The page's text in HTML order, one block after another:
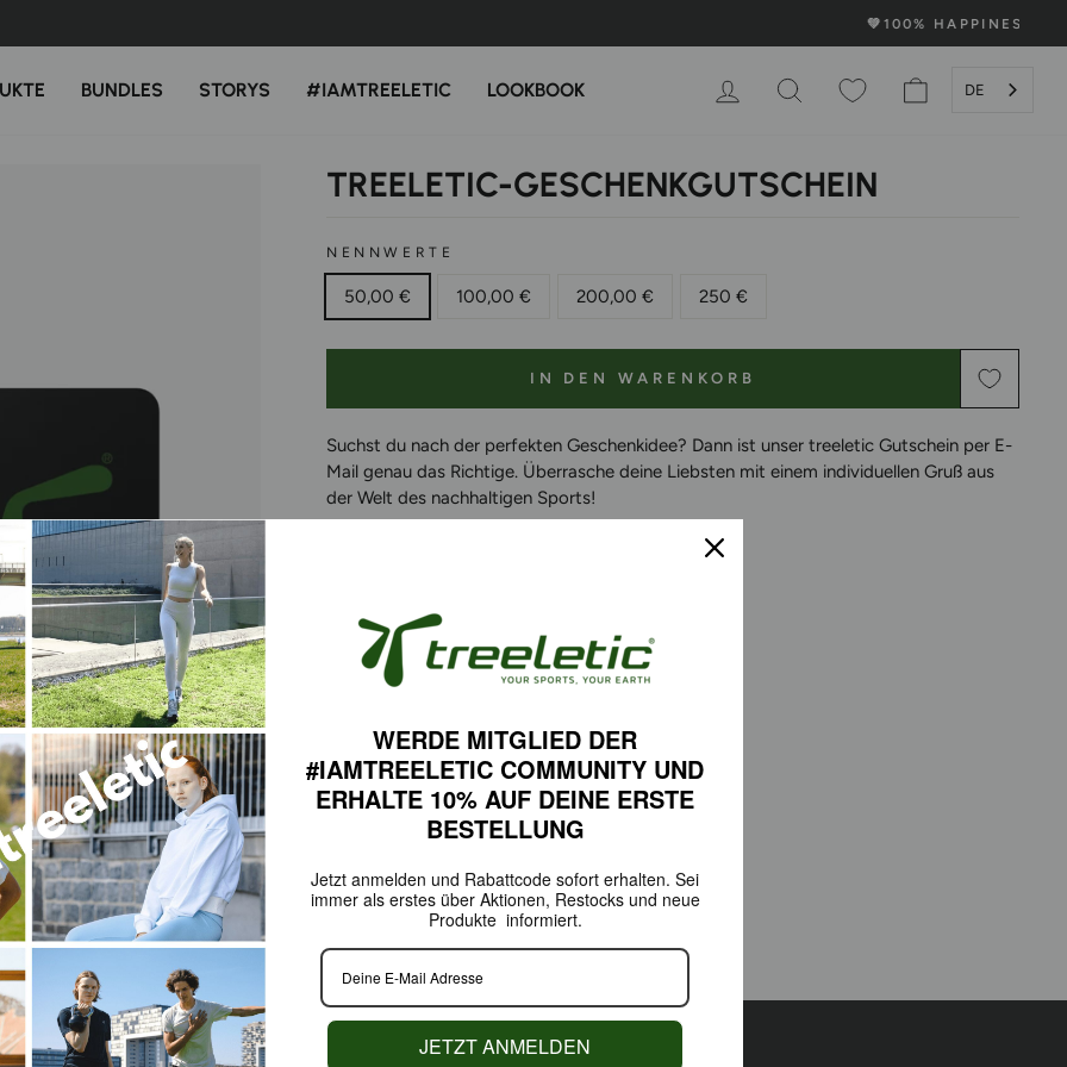
Pause
BUNDLES STORYS #IAMTREELETIC LOOKBOOK EINLOGGEN
SUCHE WARENKORB
DE
TREELETIC-GESCHENKGUTSCHEIN
NENNWERTE
50,00 € 100,00 € 200,00 € 250 €
IN DEN WARENKORB
Suchst du nach der perfekten Geschenkidee? Dann ist unser treeletic Gutschein per E-
Mail genau das Richtige. Überrasche deine Liebsten mit einem individuellen Gruß aus
der Welt des nachhaltigen Sports!
WERDE MITGLIED DER
#IAMTREELETIC COMMUNITY UND
ERHALTE 10% AUF DEINE ERSTE
BESTELLUNG
Jetzt anmelden und Rabattcode sofort erhalten. Sei
immer als erstes über Aktionen, Restocks und neue
Produkte informiert.
JETZT ANMELDEN